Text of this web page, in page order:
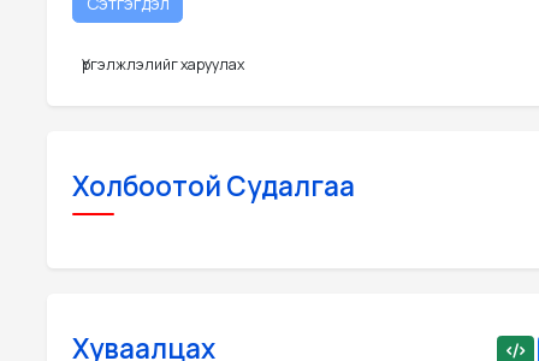
Үргэлжлэлийг харуулах
Холбоотой Судалгаа
Хуваалцах